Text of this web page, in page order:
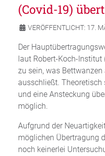
(Covid-19)
VERÖFFENTLICHT: 17.
Der
laut Robert-Koch-Institut
zu sein, was
ausschließt.
und eine Ansteckung
möglich.
Aufgrund der
möglichen Übertragung
noch keinerlei